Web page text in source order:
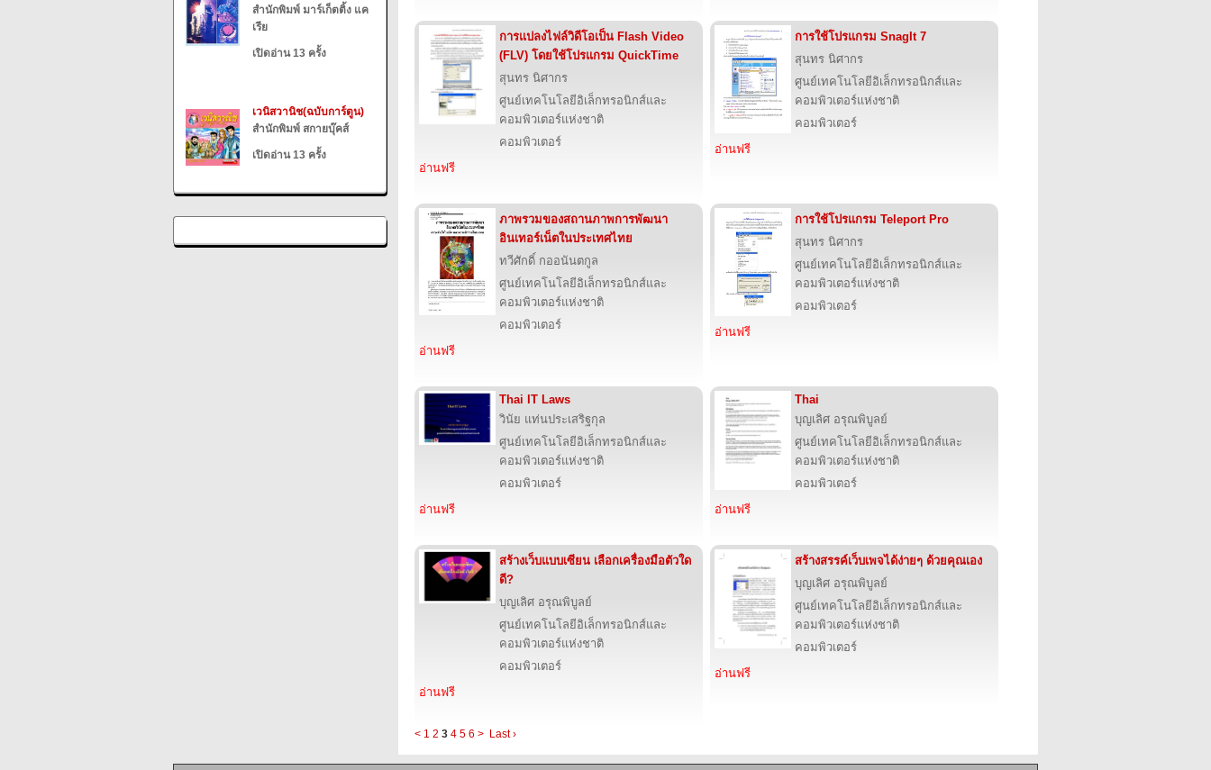
สำนักพิมพ์ มาร์เก็ตติ้ง แค
เรีย
เปิดอ่าน 13 ครั้ง
เวนิสวานิช(ฉบับการ์ตูน)
สำนักพิมพ์ สกายบุ๊คส์
เปิดอ่าน 13 ครั้ง
การแปลงไฟล์วิดีโอเป็น Flash Video
(FLV) โดยใช้โปรแกรม QuickTime
สุนทร นิศากร
ศูนย์เทคโนโลยีอิเล็กทรอนิกส์และ
คอมพิวเตอร์แห่งชาติ
คอมพิวเตอร์
อ่านฟรี
การใช้โปรแกรม SnagIt 7
สุนทร นิศากร
ศูนย์เทคโนโลยีอิเล็กทรอนิกส์และ
คอมพิวเตอร์แห่งชาติ
คอมพิวเตอร์
อ่านฟรี
ภาพรวมของสถานภาพการพัฒนา
อินเทอร์เน็ตในประเทศไทย
ทวีศักดิ์ กออนันตกูล
ศูนย์เทคโนโลยีอิเล็กทรอนิกส์และ
คอมพิวเตอร์แห่งชาติ
คอมพิวเตอร์
อ่านฟรี
การใช้โปรแกรม Teleport Pro
สุนทร นิศากร
ศูนย์เทคโนโลยีอิเล็กทรอนิกส์และ
คอมพิวเตอร์แห่งชาติ
คอมพิวเตอร์
อ่านฟรี
Thai IT Laws
วินัย แท่นประเสริฐกุล
ศูนย์เทคโนโลยีอิเล็กทรอนิกส์และ
คอมพิวเตอร์แห่งชาติ
คอมพิวเตอร์
อ่านฟรี
Thai
บุญเลิศ อรุณพิบูลย์
ศูนย์เทคโนโลยีอิเล็กทรอนิกส์และ
คอมพิวเตอร์แห่งชาติ
คอมพิวเตอร์
อ่านฟรี
สร้างเว็บแบบเซียน เลือกเครื่องมือตัวใด
ดี?
บุญเลิศ อรุณพิบูลย์
ศูนย์เทคโนโลยีอิเล็กทรอนิกส์และ
คอมพิวเตอร์แห่งชาติ
คอมพิวเตอร์
อ่านฟรี
สร้างสรรค์เว็บเพจได้ง่ายๆ ด้วยคุณเอง
บุญเลิศ อรุณพิบูลย์
ศูนย์เทคโนโลยีอิเล็กทรอนิกส์และ
คอมพิวเตอร์แห่งชาติ
คอมพิวเตอร์
อ่านฟรี
< 1 2 3 4 5 6 > Last ›